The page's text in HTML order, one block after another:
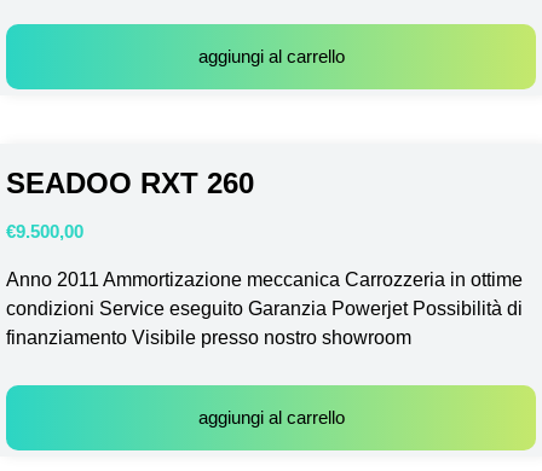
aggiungi al carrello
SEADOO RXT 260
€9.500,00
Anno 2011 Ammortizazione meccanica Carrozzeria in ottime
condizioni Service eseguito Garanzia Powerjet Possibilità di
finanziamento Visibile presso nostro showroom
aggiungi al carrello